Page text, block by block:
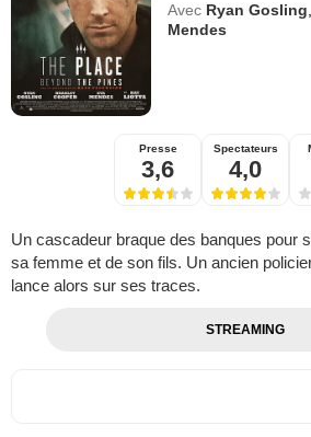
Avec Ryan Gosling
Mendes
Presse
3,6
Spectateurs
4,0
Un cascadeur braque des banques pour
sa femme et de son fils. Un ancien
lance alors sur ses traces.
STREAMING